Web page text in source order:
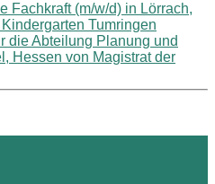
Fachkraft (m/w/d) in Lörrach,
Tumringen
die Abteilung Planung und
Hessen von Magistrat der